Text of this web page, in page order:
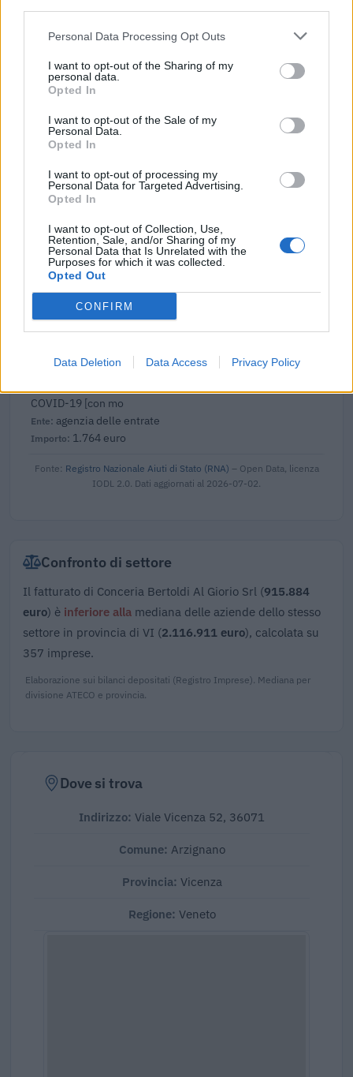
Personal Data Processing Opt Outs
I want to opt-out of the Sharing of my
personal data.
Opted In
I want to opt-out of the Sale of my
Personal Data.
Opted In
I want to opt-out of processing my
Personal Data for Targeted Advertising.
Opted In
I want to opt-out of Collection, Use,
Retention, Sale, and/or Sharing of my
Personal Data that Is Unrelated with the
Purposes for which it was collected.
Opted Out
CONFIRM
Data Deletion Data Access Privacy Policy
2024-03-11
[decisione su SA.100155 e modifiche (estensione
temporale al 30.6.22) ai sensi
agenzia delle entrate
1.854 euro
2023-07-25
Fondo di garanzia per le piccole e medie imprese
Banca del Mezzogiorno MedioCredito Centrale S.p.A.
60.000 euro
2023-05-30
Contributo a fondo perduto [e modifiche ai sensi
della decisione SA. 62668 e decisione C(2022) 171 final)
SA 101076)
agenzia delle entrate
19.088 euro
esenzioni fiscali e crediti d'imposta adottati a
COVID-19 [con mo
agenzia delle entrate
1.764 euro
Fonte: Registro Nazionale Aiuti di Stato (RNA) – Open Data, licenza
IODL 2.0. Dati aggiornati al 2026-07-02.
Confronto di settore
Il fatturato di Conceria Bertoldi Al Giorio Srl (915.884
euro) è inferiore alla mediana delle aziende dello stesso
settore in provincia di VI (2.116.911 euro), calcolata su
357 imprese.
Elaborazione sui bilanci depositati (Registro Imprese). Mediana per
divisione ATECO e provincia.
Dove si trova
Indirizzo: Viale Vicenza 52, 36071
Comune: Arzignano
Provincia: Vicenza
Regione: Veneto